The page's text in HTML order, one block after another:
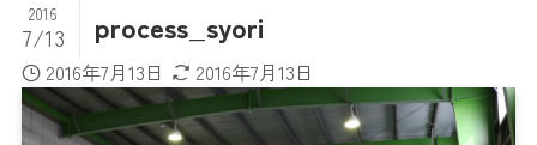
process_syori
2016
7/13
2016年7月13日 2016年7月13日